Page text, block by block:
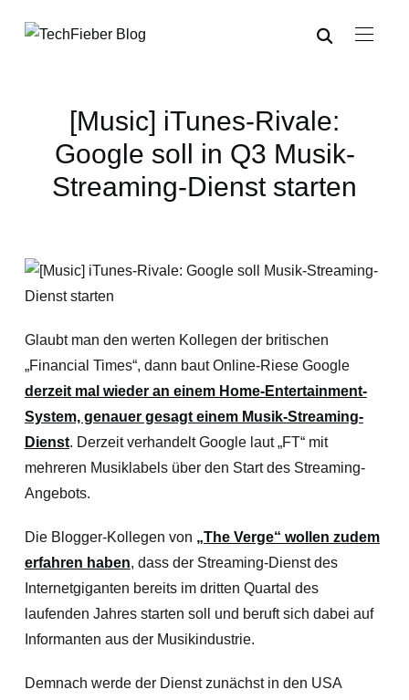
[Music] iTunes-Rivale:
Google soll in Q3 Musik-
Streaming-Dienst starten
Glaubt man den werten Kollegen der britischen
„Financial Times“, dann baut Online-Riese Google
derzeit mal wieder an einem Home-Entertainment-
System, genauer gesagt einem Musik-Streaming-
Dienst. Derzeit verhandelt Google laut „FT“ mit
mehreren Musiklabels über den Start des Streaming-
Angebots.
Die Blogger-Kollegen von „The Verge“ wollen zudem
erfahren haben, dass der Streaming-Dienst des
Internetgiganten bereits im dritten Quartal des
laufenden Jahres starten soll und beruft sich dabei auf
Informanten aus der Musikindustrie.
Demnach werde der Dienst zunächst in den USA